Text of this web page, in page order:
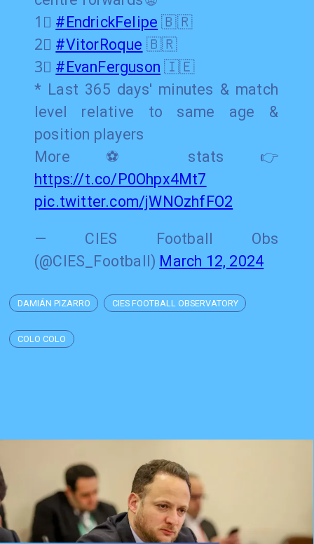
1⃣ #EndrickFelipe 🇧🇷
2⃣ #VitorRoque 🇧🇷
3⃣ #EvanFerguson 🇮🇪
* Last 365 days' minutes & match
level relative to same age &
position players
More ⚽️ stats 👉
https://t.co/P0Ohpx4Mt7
pic.twitter.com/jWNOzhfFO2
— CIES Football Obs
(@CIES_Football) March 12, 2024
DAMIÁN PIZARRO CIES FOOTBALL OBSERVATORY
COLO COLO